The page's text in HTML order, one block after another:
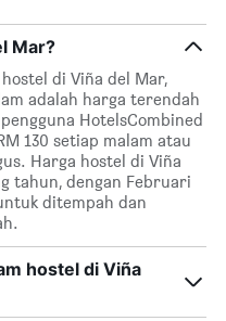
Mar?
di Viña del Mar,
adalah harga terendah
HotelsCombined
130 setiap malam atau
Harga hostel di Viña
tahun, dengan Februari
ditempah dan
hostel di Viña